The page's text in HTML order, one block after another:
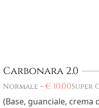
Carbonara 2.0
Normale -€ 10,00Super
(Base, guanciale, crema